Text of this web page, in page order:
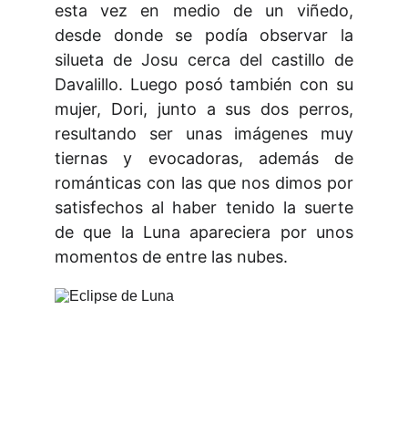
esta vez en medio de un viñedo,
desde donde se podía observar la
silueta de Josu cerca del castillo de
Davalillo. Luego posó también con su
mujer, Dori, junto a sus dos perros,
resultando ser unas imágenes muy
tiernas y evocadoras, además de
románticas con las que nos dimos por
satisfechos al haber tenido la suerte
de que la Luna apareciera por unos
momentos de entre las nubes.